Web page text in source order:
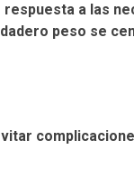
a las
peso se